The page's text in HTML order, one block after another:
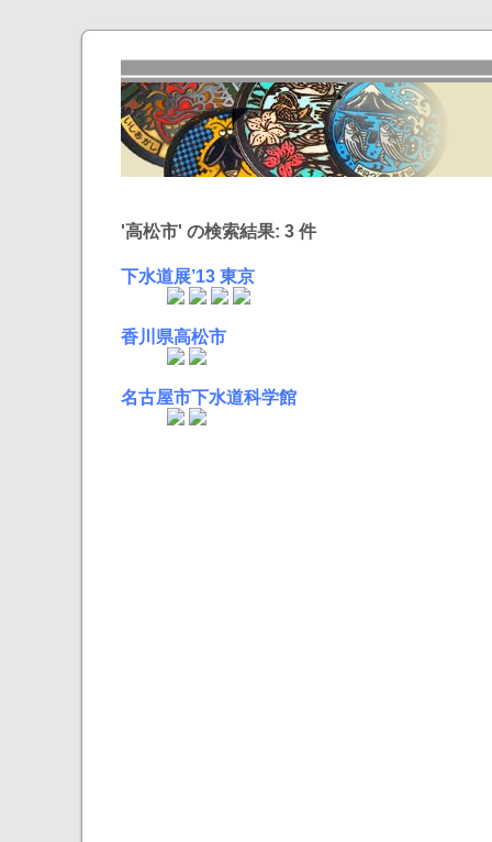
'高松市' の検索結果: 3 件
下水道展’13 東京
香川県高松市
名古屋市下水道科学館